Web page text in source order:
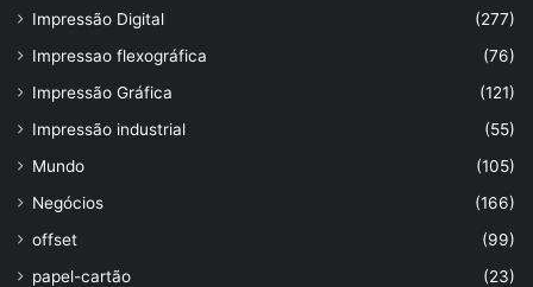
Impressão Digital
(277)
Impressao flexográfica
(76)
Impressão Gráfica
(121)
Impressão industrial
(55)
Mundo
(105)
Negócios
(166)
offset
(99)
papel-cartão
(23)